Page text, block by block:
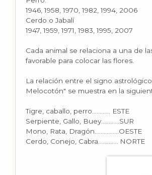
1946, 1958, 1970, 1982, 1994, 2006
Cerdo o Jabalí
1947, 1959, 1971, 1983, 1995, 2007
Cada animal se relaciona a una de
favorable para colocar las flores.
La relación entre el signo
Melocotón" se muestra en la
Tigre, caballo, perro………… ESTE
Serpiente, Gallo, Buey…………SUR
Mono, Rata, Dragón…………....OESTE
Cerdo, Conejo, Cabra……….... NORTE